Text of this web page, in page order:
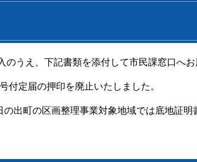
のうえ、下記書類を添付して市民課窓口へお
定届の押印を廃止いたしました。
出町の区画整理事業対象地域では底地証明